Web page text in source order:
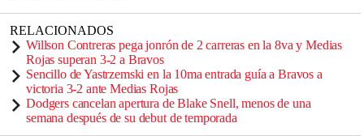
RELACIONADOS
Willson Contreras pega jonrón de 2 carreras en la 8va y Medias
Rojas superan 3-2 a Bravos
Sencillo de Yastrzemski en la 10ma entrada guía a Bravos a
victoria 3-2 ante Medias Rojas
Dodgers cancelan apertura de Blake Snell, menos de una
semana después de su debut de temporada